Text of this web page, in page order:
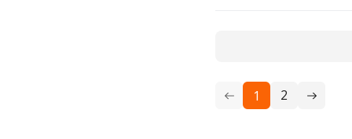
1 2